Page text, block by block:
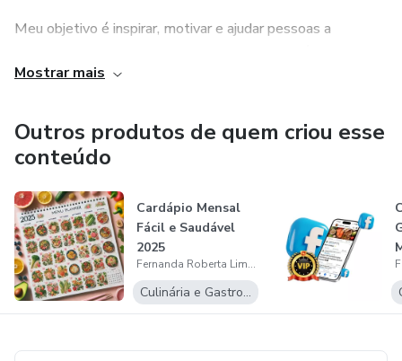
Meu objetivo é inspirar, motivar e ajudar pessoas a
reflexões ou simples trocas que iluminem novos caminhos.
Minha missão é servir e espero poder fazer parte da sua
jornada!
Mostrar mais
Outros produtos de quem criou esse
conteúdo
Cardápio Mensal
Fácil e Saudável
2025
Fernanda Roberta Lima Toggweiler
Culinária e Gastronomia